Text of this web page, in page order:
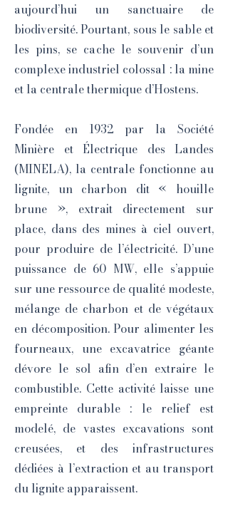
aujourd’hui un sanctuaire de
biodiversité. Pourtant, sous le sable et
les pins, se cache le souvenir d’un
complexe industriel colossal : la mine
et la centrale thermique d’Hostens.
Fondée en 1932 par la Société
Minière et Électrique des Landes
(MINELA), la centrale fonctionne au
lignite, un charbon dit « houille
brune », extrait directement sur
place, dans des mines à ciel ouvert,
pour produire de l’électricité. D’une
puissance de 60 MW, elle s’appuie
sur une ressource de qualité modeste,
mélange de charbon et de végétaux
en décomposition. Pour alimenter les
fourneaux, une excavatrice géante
dévore le sol afin d’en extraire le
combustible. Cette activité laisse une
empreinte durable : le relief est
modelé, de vastes excavations sont
creusées, et des infrastructures
dédiées à l’extraction et au transport
du lignite apparaissent.